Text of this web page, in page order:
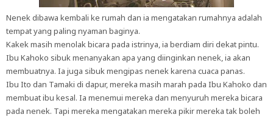
Nenek dibawa kembali ke rumah dan ia mengatakan rumahnya adalah
tempat yang paling nyaman baginya.
Kakek masih menolak bicara pada istrinya, ia berdiam diri dekat pintu.
Ibu Kahoko sibuk menanyakan apa yang diinginkan nenek, ia akan
membuatnya. Ia juga sibuk mengipas nenek karena cuaca panas.
Ibu Ito dan Tamaki di dapur, mereka masih marah pada Ibu Kahoko dan
membuat ibu kesal. Ia menemui mereka dan menyuruh mereka bicara
pada nenek. Tapi mereka mengatakan mereka pikir mereka tak boleh